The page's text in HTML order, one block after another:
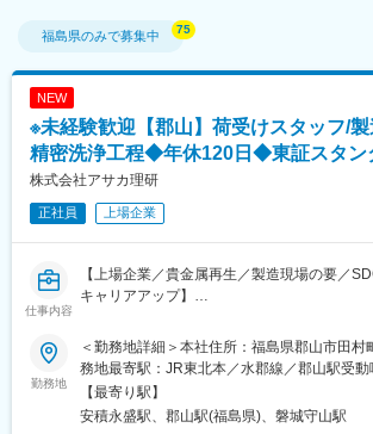
福島県のみで募集中
NEW
※未経験歓迎【郡山】荷受けスタッフ/
精密洗浄工程◆年休120日◆東証スタン
株式会社アサカ理研
正社員 上場企業
仕事内容
【上場企業／貴金属再生／製造現場の要／
キャリアアップ】
半導体や電子部品の製造に使用される装置
け・受入れ業務を担当します。お客様から預
質や形状に応じた最適な方法で洗浄し、品質
期で返却することを強みとしています。
本ポジションは、洗浄工程の入口として治具
勤務地
＜勤務地詳細＞本社住所：福島県郡山市田村
務地最寄駅：JR東北本／水郡線／郡山駅受
禁煙変更の範囲：会社の定める事業所
【最寄り駅】
安積永盛駅、郡山駅(福島県)、磐城守山駅